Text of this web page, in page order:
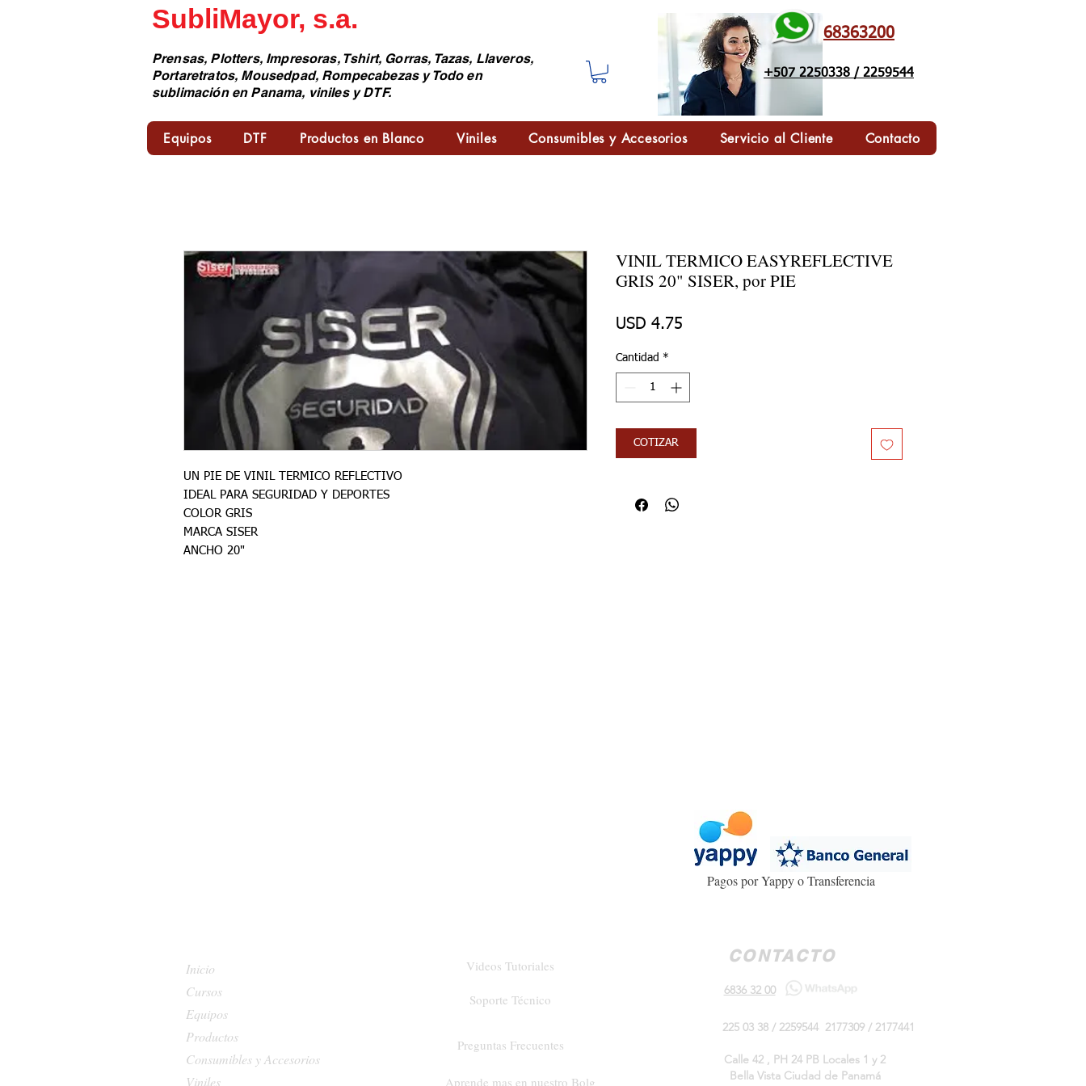
SubliMayor, s.a.
Prensas, Plotters, Impresoras, Tshirt, Gorras, Tazas, Llaveros,
Portaretratos, Mousedpad, Rompecabezas y Todo en
sublimación en Panama, viniles y DTF.
68363200
+507 2250338 / 2259544
Equipos DTF Productos en Blanco Viniles Consumibles y Accesorios Servicio al Cliente Contacto
UN PIE DE VINIL TERMICO REFLECTIVO
IDEAL PARA SEGURIDAD Y DEPORTES
COLOR GRIS
MARCA SISER
ANCHO 20"
VINIL TERMICO EASYREFLECTIVE
GRIS 20" SISER, por PIE
USD 4.75
Cantidad *
COTIZAR
Pagos por Yappy o Transferencia
Inicio
Cursos
Equipos
Productos
Consumibles y Accesorios
Viniles
Soporte Técnico
Videos Tutoriales
Preguntas Frecuentes
Aprende mas en nuestro Bolg
CONTACTO
6836 32 00
225 03 38 / 2259544 2177309 / 2177441
Calle 42 , PH 24 PB Locales 1 y 2
Bella Vista Ciudad de Panamá